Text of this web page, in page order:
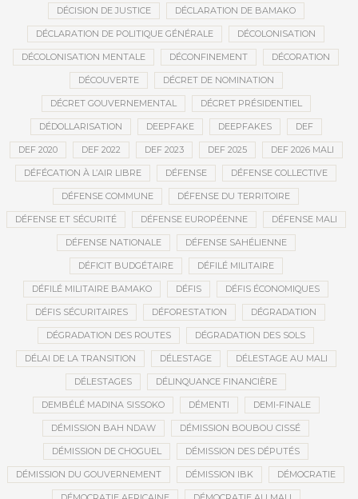
DÉCISION DE JUSTICE DÉCLARATION DE BAMAKO
DÉCLARATION DE POLITIQUE GÉNÉRALE DÉCOLONISATION
DÉCOLONISATION MENTALE DÉCONFINEMENT DÉCORATION
DÉCOUVERTE DÉCRET DE NOMINATION
DÉCRET GOUVERNEMENTAL DÉCRET PRÉSIDENTIEL
DÉDOLLARISATION DEEPFAKE DEEPFAKES DEF
DEF 2020 DEF 2022 DEF 2023 DEF 2025 DEF 2026 MALI
DÉFÉCATION À L’AIR LIBRE DÉFENSE DÉFENSE COLLECTIVE
DÉFENSE COMMUNE DÉFENSE DU TERRITOIRE
DÉFENSE ET SÉCURITÉ DÉFENSE EUROPÉENNE DÉFENSE MALI
DÉFENSE NATIONALE DÉFENSE SAHÉLIENNE
DÉFICIT BUDGÉTAIRE DÉFILÉ MILITAIRE
DÉFILÉ MILITAIRE BAMAKO DÉFIS DÉFIS ÉCONOMIQUES
DÉFIS SÉCURITAIRES DÉFORESTATION DÉGRADATION
DÉGRADATION DES ROUTES DÉGRADATION DES SOLS
DÉLAI DE LA TRANSITION DÉLESTAGE DÉLESTAGE AU MALI
DÉLESTAGES DÉLINQUANCE FINANCIÈRE
DEMBÉLÉ MADINA SISSOKO DÉMENTI DEMI-FINALE
DÉMISSION BAH NDAW DÉMISSION BOUBOU CISSÉ
DÉMISSION DE CHOGUEL DÉMISSION DES DÉPUTÉS
DÉMISSION DU GOUVERNEMENT DÉMISSION IBK DÉMOCRATIE